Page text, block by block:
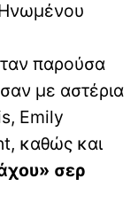
Ηνωμένου
παρούσα
με αστέρια
Emily
καθώς και
σερ